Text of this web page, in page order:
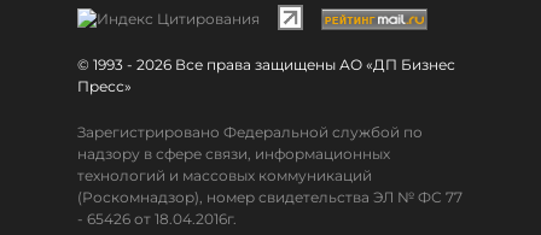
© 1993 - 2026 Все права защищены АО «ДП Бизнес
Пресс»
Зарегистрировано Федеральной службой по
надзору в сфере связи, информационных
технологий и массовых коммуникаций
(Роскомнадзор), номер свидетельства ЭЛ № ФС 77
- 65426 от 18.04.2016г.